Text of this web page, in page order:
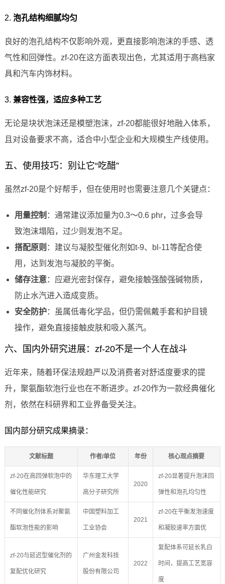
2. 泡孔结构细腻均匀
良好的泡孔结构不仅影响外观，更直接影响泡沫的手感、透
气性和回弹性。zf-20在这方面表现出色，尤其适用于高档家
具和汽车内饰材料。
3. 兼容性强，适应多种工艺
无论是块状泡沫还是模塑泡沫，zf-20都能很好地融入体系，
且对设备要求不高，适合中小型企业和大规模生产线使用。
五、使用技巧：别让它“吃醋”
虽然zf-20是个好帮手，但在使用时也需要注意几个关键点：
用量控制 ：通常建议添加量为0.3～0.6 phr，过多会导
致泡沫塌陷，过少则发泡不足。
搭配原则 ：建议与凝胶型催化剂如t-9、bl-11等配合使
用，达到发泡与凝胶的平衡。
储存注意：应避光密封保存，避免接触强酸强碱物质，
防止水汽进入造成变质。
安全防护：虽属低毒化学品，但仍需佩戴手套和护目镜
操作，避免直接接触皮肤和吸入蒸汽。
六、国内外研究进展：zf-20不是一个人在战斗
近年来，随着环保法规趋严以及消费者对舒适度要求的提
升，聚氨酯软泡行业也在不断进步。zf-20作为一款经典催化
剂，依然在科研界和工业界备受关注。
国内部分研究成果摘录：
文献标题 作者/单位 年份 核心观点摘要
zf-20在高回弹软泡中的
催化性能研究
华东理工大学
高分子研究所
2020
zf-20显著提升泡沫回
弹性和泡孔均匀性
不同催化剂体系对聚氨
酯软泡性能的影响
中国塑料加工
工业协会
2021
zf-20在平衡发泡速度
和凝胶速率方面优
zf-20与延迟型催化剂的
复配优化研究
广州金发科技
股份有限公司
2022
复配体系可延长乳白
时间，提高工艺宽容
度